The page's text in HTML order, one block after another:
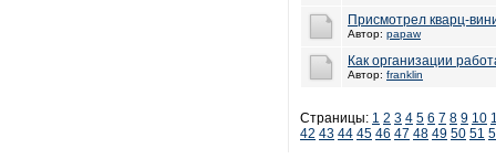
Присмотрел кварц-
Автор: papaw
Как организации
Автор: franklin
Страницы: 1 2 3 4 5 6 7 8 9 10
42 43 44 45 46 47 48 49 50 51